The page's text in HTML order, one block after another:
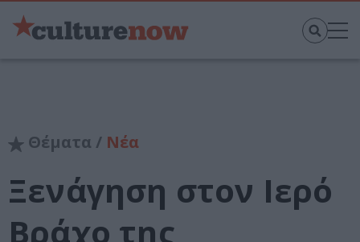
Θέματα / Νέα
Ξενάγηση στον Ιερό
Βράχο της